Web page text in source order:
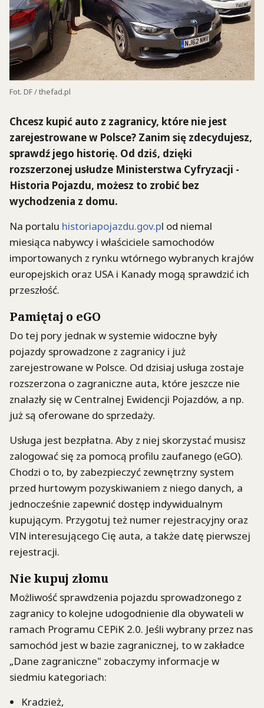
Fot. DF / thefad.pl
Chcesz kupić auto z zagranicy, które nie jest
zarejestrowane w Polsce? Zanim się zdecydujesz,
sprawdź jego historię. Od dziś, dzięki
rozszerzonej usłudze Ministerstwa Cyfryzacji -
Historia Pojazdu, możesz to zrobić bez
wychodzenia z domu.
Na portalu historiapojazdu.gov.pl od niemal
miesiąca nabywcy i właściciele samochodów
importowanych z rynku wtórnego wybranych krajów
europejskich oraz USA i Kanady mogą sprawdzić ich
przeszłość.
Pamiętaj o eGO
Do tej pory jednak w systemie widoczne były
pojazdy sprowadzone z zagranicy i już
zarejestrowane w Polsce. Od dzisiaj usługa zostaje
rozszerzona o zagraniczne auta, które jeszcze nie
znalazły się w Centralnej Ewidencji Pojazdów, a np.
już są oferowane do sprzedaży.
Usługa jest bezpłatna. Aby z niej skorzystać musisz
zalogować się za pomocą profilu zaufanego (eGO).
Chodzi o to, by zabezpieczyć zewnętrzny system
przed hurtowym pozyskiwaniem z niego danych, a
jednocześnie zapewnić dostęp indywidualnym
kupującym. Przygotuj też numer rejestracyjny oraz
VIN interesującego Cię auta, a także datę pierwszej
rejestracji.
Nie kupuj złomu
Możliwość sprawdzenia pojazdu sprowadzonego z
zagranicy to kolejne udogodnienie dla obywateli w
ramach Programu CEPiK 2.0. Jeśli wybrany przez nas
samochód jest w bazie zagranicznej, to w zakładce
„Dane zagraniczne" zobaczymy informacje w
siedmiu kategoriach:
Kradzież,